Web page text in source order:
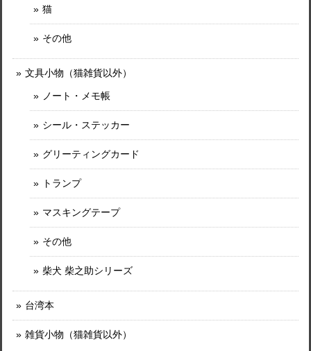
猫
その他
文具小物（猫雑貨以外）
ノート・メモ帳
シール・ステッカー
グリーティングカード
トランプ
マスキングテープ
その他
柴犬 柴之助シリーズ
台湾本
雑貨小物（猫雑貨以外）